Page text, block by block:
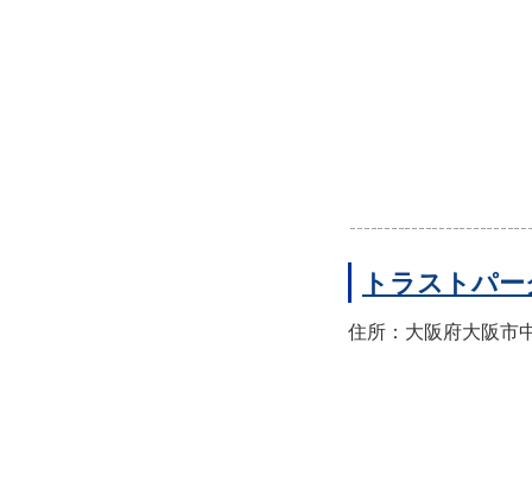
トラストパ
住所：大阪府大阪市